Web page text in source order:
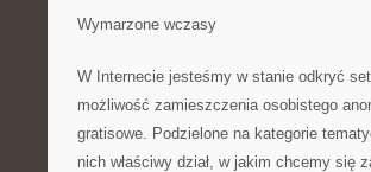
Wymarzone wczasy
W Internecie jesteśmy w stanie odkryć
możliwość zamieszczenia osobistego
gratisowe. Podzielone na kategorie
nich właściwy dział, w jakim chcemy się